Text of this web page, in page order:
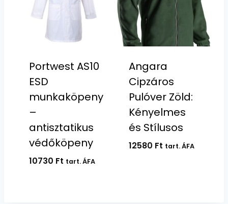
Portwest AS10
ESD
munkaköpeny
–
antisztatikus
védőköpeny
10730 Ft tart. ÁFA
Angara
Cipzáros
Pulóver Zöld:
Kényelmes
és Stílusos
12580 Ft tart. ÁFA